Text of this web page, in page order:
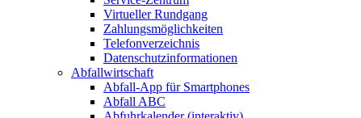
Virtueller Rundgang
Zahlungsmöglichkeiten
Telefonverzeichnis
Datenschutzinformationen
Abfallwirtschaft
Abfall-App für Smartphones
Abfall ABC